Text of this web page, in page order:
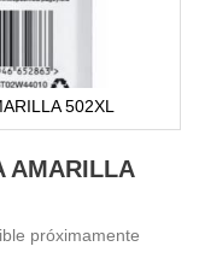
502XL
AMARILLA
próximamente